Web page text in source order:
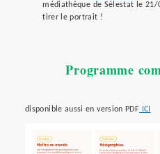
médiathèque de Sélestat le 21/
tirer le portrait !
Programme
disponible aussi en version PDF ICI